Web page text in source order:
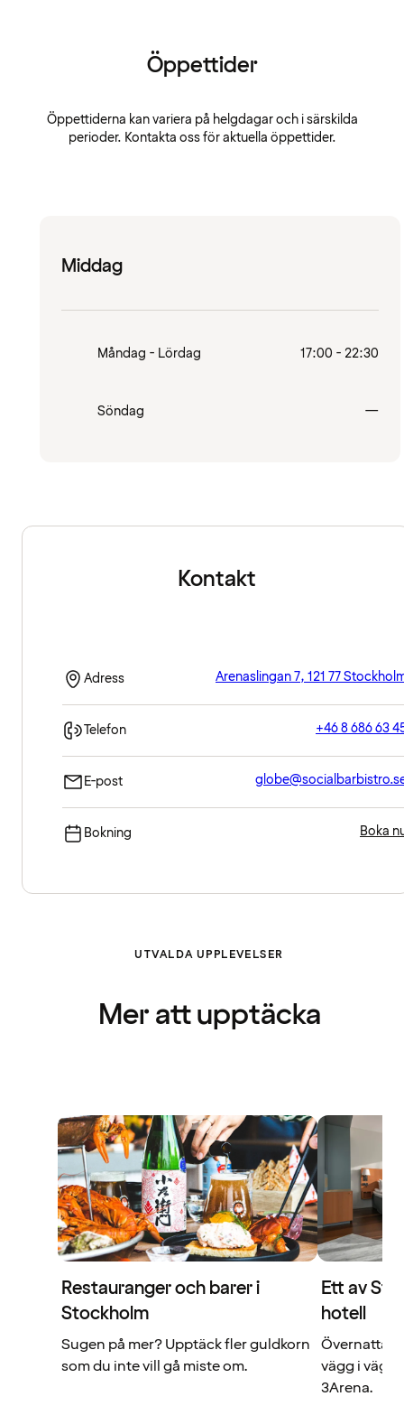
Öppettider
Öppettiderna kan variera på helgdagar och i särskilda
perioder. Kontakta oss för aktuella öppettider.
Middag
Måndag - Lördag 17:00 - 22:30
Söndag —
Kontakt
Adress Arenaslingan 7, 121 77
Telefon +46 8 686 63
E-post
Bokning Boka
UTVALDA UPPLEVELSER
Mer att upptäcka
Restauranger och barer i
Stockholm
Sugen på mer? Upptäck fler guldkorn
som du inte vill gå miste om.
Ett av
hotell
Övernatta
vägg i vägg
3Arena.